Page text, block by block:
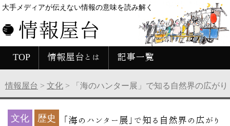
大手メディアが伝えない情報の意味を読み解く
情報屋台
TOP 情報屋台とは 記事一覧
情報屋台 > 文化 > 「海のハンター展」で知る自然界の広がり
文化 歴史 「海のハンター展」で知る自然界の広がり